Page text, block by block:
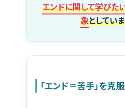
エンドに関して学びた
象としてい
「エンド＝苦手」を克